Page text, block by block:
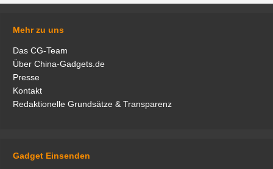
Mehr zu uns
Das CG-Team
Über China-Gadgets.de
Presse
Kontakt
Redaktionelle Grundsätze & Transparenz
Gadget Einsenden